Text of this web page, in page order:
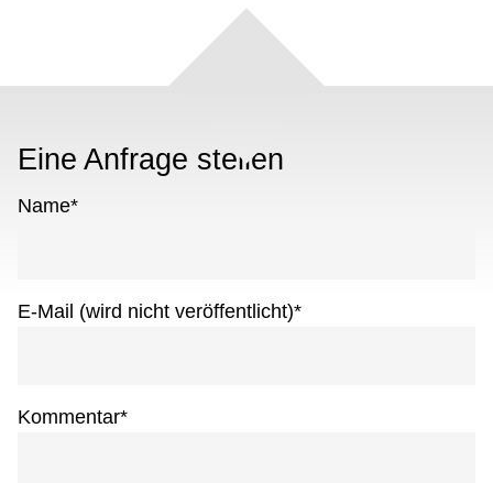
Eine Anfrage stellen
Name*
E-Mail (wird nicht veröffentlicht)*
Kommentar*